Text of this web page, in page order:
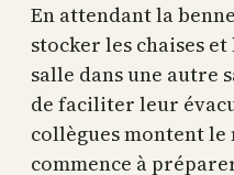
En attendant la
stocker les chaises
salle dans une autre
de faciliter leur
collègues montent le
commence à